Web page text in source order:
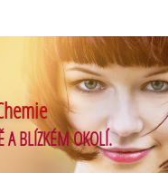
A BLÍZKÉM OKOLÍ.